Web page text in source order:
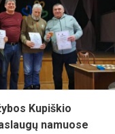
Kupiškio
namuose